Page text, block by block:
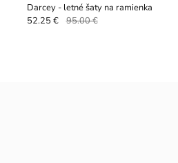
Darcey - letné šaty na ramienka
52.25 € 95.00 €